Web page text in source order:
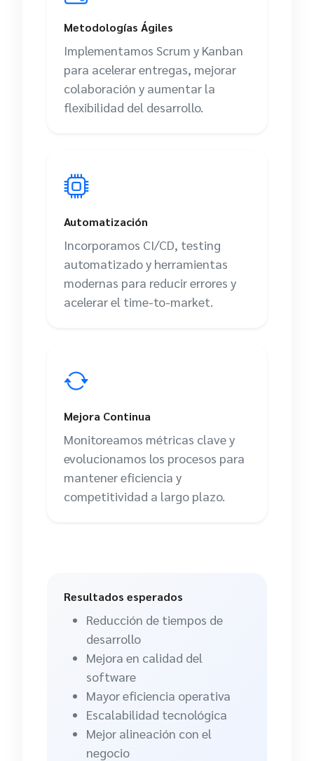
Metodologías Ágiles
Implementamos Scrum y Kanban
para acelerar entregas, mejorar
colaboración y aumentar la
flexibilidad del desarrollo.
Automatización
Incorporamos CI/CD, testing
automatizado y herramientas
modernas para reducir errores y
acelerar el time-to-market.
Mejora Continua
Monitoreamos métricas clave y
evolucionamos los procesos para
mantener eficiencia y
competitividad a largo plazo.
Resultados esperados
Reducción de tiempos de
desarrollo
Mejora en calidad del
software
Mayor eficiencia operativa
Escalabilidad tecnológica
Mejor alineación con el
negocio